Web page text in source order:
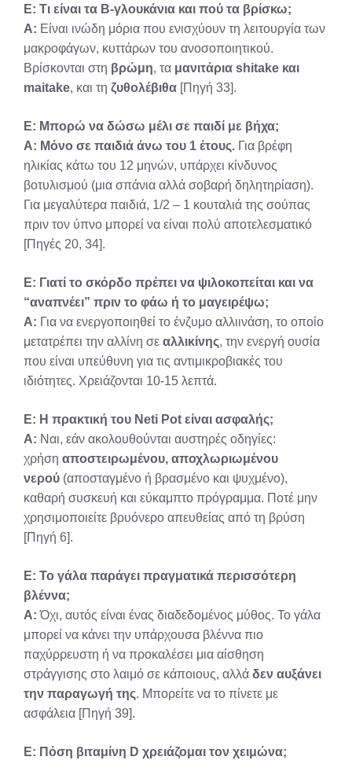
Ε: Τι είναι τα Β-γλουκάνια και πού τα βρίσκω;
Α: Είναι ινώδη μόρια που ενισχύουν τη λειτουργία των
μακροφάγων, κυττάρων του ανοσοποιητικού.
Βρίσκονται στη βρώμη, τα μανιτάρια shitake και
maitake, και τη ζυθολέβιθα [Πηγή 33].
Ε: Μπορώ να δώσω μέλι σε παιδί με βήχα;
Α: Μόνο σε παιδιά άνω του 1 έτους. Για βρέφη
ηλικίας κάτω του 12 μηνών, υπάρχει κίνδυνος
βοτυλισμού (μια σπάνια αλλά σοβαρή δηλητηρίαση).
Για μεγαλύτερα παιδιά, 1/2 – 1 κουταλιά της σούπας
πριν τον ύπνο μπορεί να είναι πολύ αποτελεσματικό
[Πηγές 20, 34].
Ε: Γιατί το σκόρδο πρέπει να ψιλοκοπείται και να
“αναπνέει” πριν το φάω ή το μαγειρέψω;
Α: Για να ενεργοποιηθεί το ένζυμο αλλιινάση, το οποίο
μετατρέπει την αλλίνη σε αλλικίνης, την ενεργή ουσία
που είναι υπεύθυνη για τις αντιμικροβιακές του
ιδιότητες. Χρειάζονται 10-15 λεπτά.
Ε: Η πρακτική του Neti Pot είναι ασφαλής;
Α: Ναι, εάν ακολουθούνται αυστηρές οδηγίες:
χρήση αποστειρωμένου, αποχλωριωμένου
νερού (αποσταγμένο ή βρασμένο και ψυχμένο),
καθαρή συσκευή και εύκαμπτο πρόγραμμα. Ποτέ μην
χρησιμοποιείτε βρυόνερο απευθείας από τη βρύση
[Πηγή 6].
Ε: Το γάλα παράγει πραγματικά περισσότερη
βλέννα;
Α: Όχι, αυτός είναι ένας διαδεδομένος μύθος. Το γάλα
μπορεί να κάνει την υπάρχουσα βλέννα πιο
παχύρρευστη ή να προκαλέσει μια αίσθηση
στράγγισης στο λαιμό σε κάποιους, αλλά δεν αυξάνει
την παραγωγή της. Μπορείτε να το πίνετε με
ασφάλεια [Πηγή 39].
Ε: Πόση βιταμίνη D χρειάζομαι τον χειμώνα;